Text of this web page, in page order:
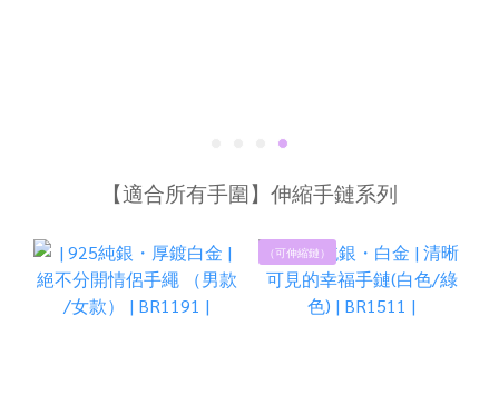
【適合所有手圍】伸縮手鏈系列
（可伸縮鏈）